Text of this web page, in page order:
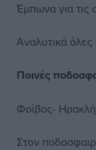
Έμπωνα για τις
Αναλυτικά όλες
Ποινές
Φοίβος-
Στον